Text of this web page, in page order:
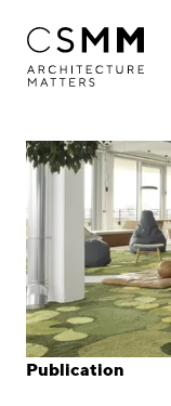
Profile
Services
Projects
Journal
Awards
Publication